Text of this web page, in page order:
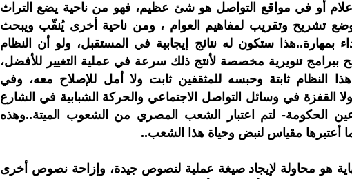
أو في مواقع التواصل هو شئ عظيم، فهو من ناحية يضع التراث
تشريح وتقريب لمفاهيم العوام ، ومن ناحية أخرى يُنقّب ويبحث
بمهارة..هذا ستكون له نتائج إيجابية في المستقبل، ولو أن النظام
ببرامج تنويرية مخصصة لأنتج ذلك سرعة في عملية التغيير للأفضل،
النظام ثابتة وحبسه للمثقفين ثابت ولا أمل للإصلاح معه، وفي
القفزة في وسائل التواصل الاجتماعي والحركة الشبابية في الشارع
الحكومة- لتم اعتبار الشعب المصري من الشعوب الميتة..وهذه
أعتبرها مقياس لنبض وحياة هذا الشعب..
هو محاولة لإيجاد صيغة عملية لنصوص جيدة، وإزاحة نصوص أخرى